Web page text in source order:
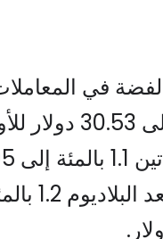
في
1.1 بالمئة إلى 30.53
وصعد
دولار،